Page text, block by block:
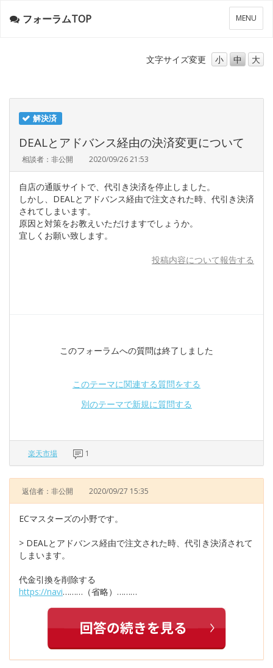
メ
ニ
ー
MENU
フォーラムTOP
文字サイズ変更 小 中 大
解決済
DEALとアドバンス経由の決済変更について
相談者：非公開 2020/09/26 21:53
自店の通販サイトで、代引き決済を停止しました。
しかし、DEALとアドバンス経由で注文された時、代引き決済
されてしまいます。
原因と対策をお教えいただけますでしょうか。
宜しくお願い致します。
投稿内容について報告する
このフォーラムへの質問は終了しました
このテーマに関連する質問をする
別のテーマで新規に質問する
楽天市場 1
返信者：非公開 2020/09/27 15:35
ECマスターズの小野です。
> DEALとアドバンス経由で注文された時、代引き決済されて
しまいます。
代金引換を削除する
https://navi………（省略）………